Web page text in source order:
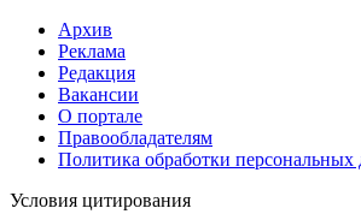
Архив
Реклама
Редакция
Вакансии
О портале
Правообладателям
Политика обработки
Условия цитирования